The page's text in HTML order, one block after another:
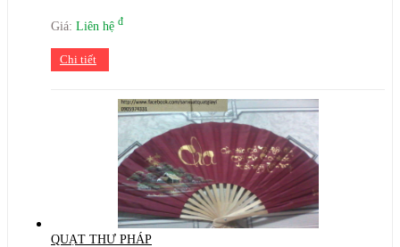
Giá: Liên hệ đ
Chi tiết
QUẠT THƯ PHÁP